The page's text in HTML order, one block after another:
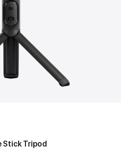
Stick Tripod